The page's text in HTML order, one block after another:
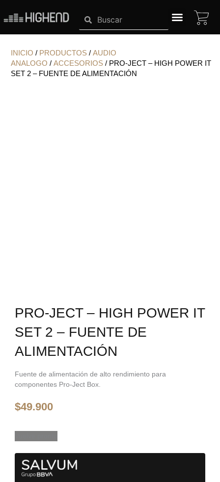
contenido
INICIO / PRODUCTOS / AUDIO
ANALOGO / ACCESORIOS / PRO-JECT – HIGH POWER IT
SET 2 – FUENTE DE ALIMENTACIÓN
PRO-JECT – HIGH POWER IT
SET 2 – FUENTE DE
ALIMENTACIÓN
Fuente de alimentación de alto rendimiento para
componentes Pro-Ject Box.
$49.900